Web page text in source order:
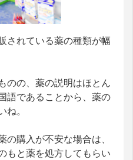
されている薬の種類が幅
のの、薬の説明はほとん
語であることから、薬の
。
購入が不安な場合は、
もと薬を処方してもらい